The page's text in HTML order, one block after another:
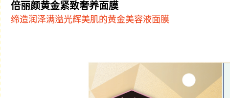
倍丽颜黄金紧致奢养面膜
缔造润泽满溢光辉美肌的黄金美容液面膜